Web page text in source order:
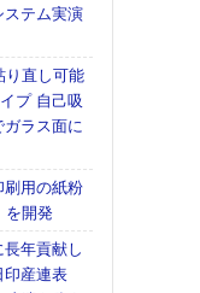
テム実演
直し可能
プ 自己吸
ラス面に
用の紙粉
を開発
年貢献し
印産連表